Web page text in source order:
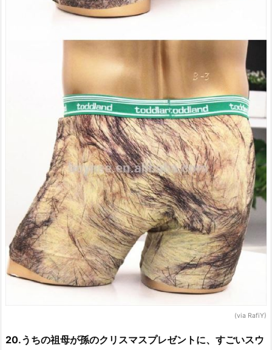
(via RafiY)
20.うちの祖母が孫のクリスマスプレゼントに、すごいスウ